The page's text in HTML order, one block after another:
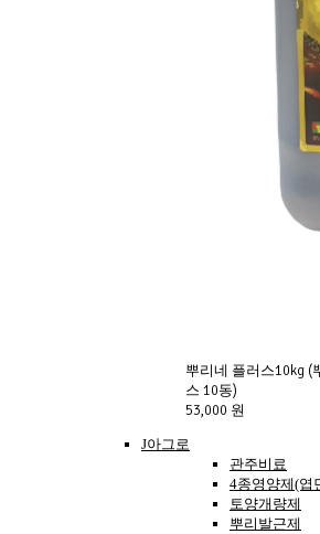
뿌리네 플러스10kg (
스 10동)
53,000 원
J아그로
관주비료
4종영양제(엽
토양개량제
뿌리발근제